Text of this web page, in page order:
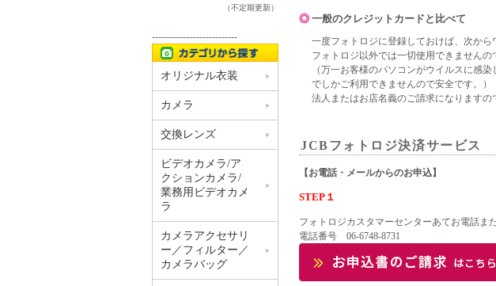
◎ 一般のクレジットカードと比べて
一度フォトロジに登録しておけば、次から
フォトロジ以外では一切使用できませんの
（万一お客様のパソコンがウイルスに感
でしかご利用できませんので安全です。）
法人またはお店名義のご請求になりますの
JCBフォトロジ決済サービス
【お電話・メールからのお申込】
STEP１
フォトロジカスタマーセンターあてお電話ま
電話番号 06-6748-8731
（不定期更新）
---------------------------
オリジナル衣装
カメラ
交換レンズ
ビデオカメラ/ア
クションカメラ/
業務用ビデオカメ
ラ
カメラアクセサリ
ー／フィルター／
カメラバッグ